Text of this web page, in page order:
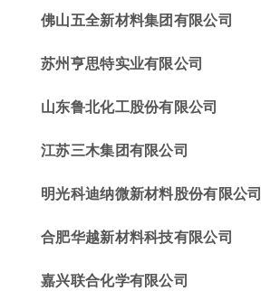
佛山五全新材料集团有限公司
苏州亨思特实业有限公司
山东鲁北化工股份有限公司
江苏三木集团有限公司
明光科迪纳微新材料股份有限公司
合肥华越新材料科技有限公司
嘉兴联合化学有限公司